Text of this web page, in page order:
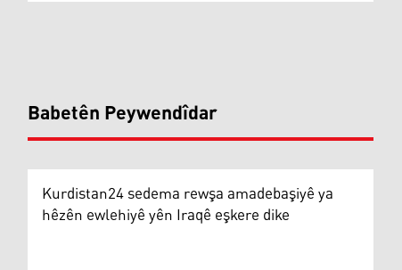
Babetên Peywendîdar
Kurdistan24 sedema rewşa amadebaşiyê ya
hêzên ewlehiyê yên Iraqê eşkere dike